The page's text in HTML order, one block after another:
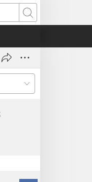
Suche